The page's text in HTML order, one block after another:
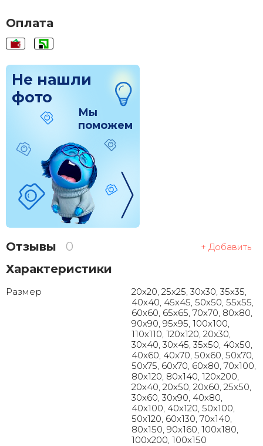
Оплата
Не нашли
фото
Мы
поможем
Отзывы 0 + Добавить
Характеристики
Размер
20x20, 25x25, 30x30, 35x35,
40x40, 45x45, 50x50, 55x55,
60x60, 65x65, 70x70, 80x80,
90x90, 95x95, 100x100,
110x110, 120x120, 20x30,
30x40, 30x45, 35x50, 40x50,
40x60, 40x70, 50x60, 50x70,
50x75, 60x70, 60x80, 70x100,
80x120, 80x140, 120x200,
20x40, 20x50, 20x60, 25x50,
30x60, 30x90, 40x80,
40x100, 40x120, 50x100,
50x120, 60x130, 70x140,
80x150, 90x160, 100x180,
100x200, 100x150